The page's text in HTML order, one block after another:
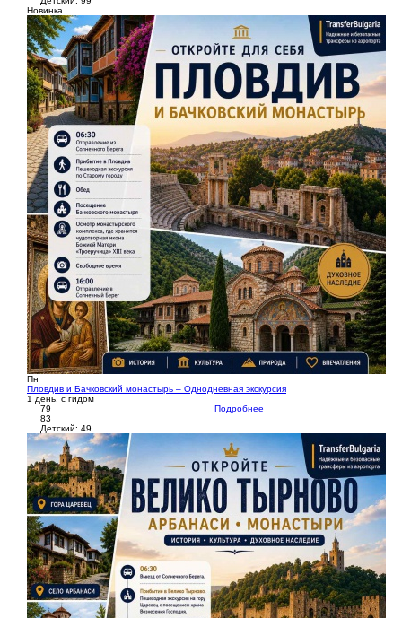
Новинка
Пн
Пловдив и Бачковский монастырь – Однодневная экскурсия
1 день, с гидом
79
83
Детский: 49
Подробнее